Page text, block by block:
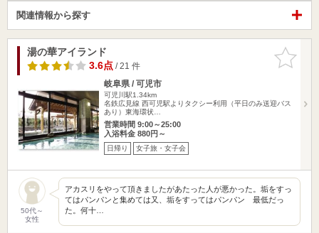
関連情報から探す
お気に入
りに追加
湯の華アイランド
3.6点/ 21 件
岐阜県 / 可児市
可児川駅1.34km
名鉄広見線 西可児駅よりタクシー利用（平日のみ送迎バス
あり）東海環状…
営業時間 9:00～25:00
入浴料金 880円～
日帰り 女子旅・女子会
50代～
女性
アカスリをやって頂きましたがあたった人が悪かった。垢をすっ
てはパンパンと集めては又、垢をすってはパンパン 最低だっ
た。何十…